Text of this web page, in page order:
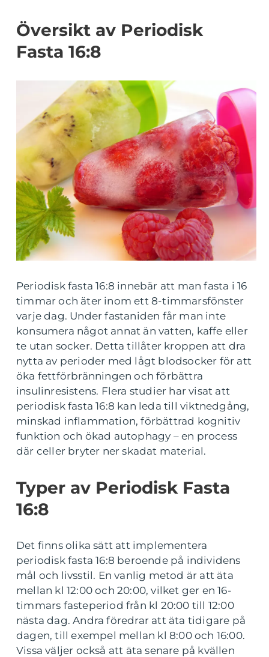
Översikt av Periodisk
Fasta 16:8
Periodisk fasta 16:8 innebär att man fasta i 16
timmar och äter inom ett 8-timmarsfönster
varje dag. Under fastaniden får man inte
konsumera något annat än vatten, kaffe eller
te utan socker. Detta tillåter kroppen att dra
nytta av perioder med lågt blodsocker för att
öka fettförbränningen och förbättra
insulinresistens. Flera studier har visat att
periodisk fasta 16:8 kan leda till viktnedgång,
minskad inflammation, förbättrad kognitiv
funktion och ökad autophagy – en process
där celler bryter ner skadat material.
Typer av Periodisk Fasta
16:8
Det finns olika sätt att implementera
periodisk fasta 16:8 beroende på individens
mål och livsstil. En vanlig metod är att äta
mellan kl 12:00 och 20:00, vilket ger en 16-
timmars fasteperiod från kl 20:00 till 12:00
nästa dag. Andra föredrar att äta tidigare på
dagen, till exempel mellan kl 8:00 och 16:00.
Vissa väljer också att äta senare på kvällen